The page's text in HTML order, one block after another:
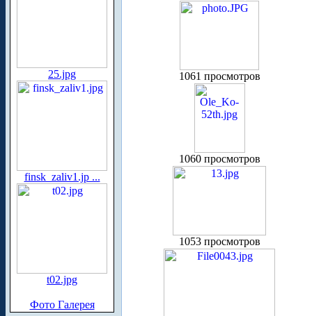
25.jpg
finsk_zaliv1.jp ...
t02.jpg
Фото Галерея
1061 просмотров
1060 просмотров
1053 просмотров